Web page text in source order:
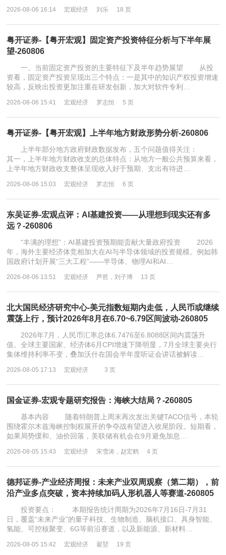
2026-08-06 16:14 宏观经济 刘乐 18 页
粤开证券-【粤开宏观】固定资产投资特征分析与下半年展
望-260806
一、当前固定资产投资的主要特征下及半年趋势展望 从投
资看，固定资产投资呈现出三个特点：一是其中的知识产权投资增速
较高，反映出投资更加注重在研发创新，加大对软件专利…
2026-08-06 15:41 宏观经济 罗志恒 5 页
粤开证券-【粤开宏观】上半年地方财政形势分析-260806
上半年部分地方政府财政数据发布，五个问题值得关注：
其一，上半年地方财政收支的总体特点：从地方一般公共预算来看，
上半年地方财政收支整体呈现收入好于预期、支出有待进…
2026-08-06 15:03 宏观经济 罗志恒 6 页
东吴证券-宏观点评：AI基建投资——从理想到现实还有多
远？-260806
“丰满的理想”：AI基建投资预期能贡献大量政府投资 2026
年，海外主要经济体竞相加大在AI与半导体领域的投资规模。例如韩
国政府计划开展“三大工程”——半导体、物理AI和AI…
2026-08-06 13:51 宏观经济 芦哲，刘子博 13 页
北大国民经济研究中心-美元指数短期内走低，人民币或继续
震荡上行，预计2026年8月在6.70~6.79区间波动-260805
2026年7月，人民币汇率总体6.7476至6.8088区间内震荡升
值。全球主要国家、经济体6月CPI增速下降明显，7月全球主要央行
集体维持利率不变，叠加沃什在国会半年度听证会讲话被解读…
2026-08-05 17:13 宏观经济 3 页
国金证券-宏观专题研究报告：海峡大结局？-260805
基本内容 随着特朗普上周末再次发出关键TACO信号，本轮
围绕霍尔木兹海峡控制权展开的争夺战有望进入收尾阶段。短期看，
如果局势缓和、油价回落，美联储有机会在9月避免加息…
2026-08-05 15:43 宏观经济 宋雪涛，赵宏鹤 4 页
德邦证券-产业经济周报：未来产业双周观察（第二期），前
沿产业多点突破，资本持续加码人形机器人等赛道-260805
投资要点： 本期报告统计周期为2026年7月16日-7月31
日，覆盖“未来产业”的量子科技、生物制造、脑机接口、具身智能、
氢能、可控核聚变、6G等前沿赛道，以及新能源、新材料…
2026-08-05 15:42 宏观经济 翟堃 19 页